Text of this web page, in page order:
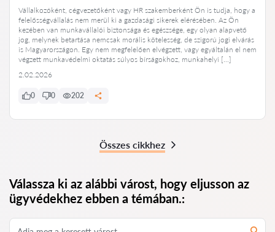
Vállalkozóként, cégvezetőként vagy HR szakemberként Ön is tudja, hogy a
felelősségvállalás nem merül ki a gazdasági sikerek elérésében. Az Ön
kezében van munkavállalói biztonsága és egészsége, egy olyan alapvető
jog, melynek betartása nemcsak morális kötelesség, de szigorú jogi elvárás
is Magyarországon. Egy nem megfelelően elvégzett, vagy egyáltalán el nem
végzett munkavédelmi oktatás súlyos bírságokhoz, munkahelyi […]
2.02.2026
0 0 202
Összes cikkhez
Válassza ki az alábbi várost, hogy eljusson az
ügyvédekhez ebben a témában.: